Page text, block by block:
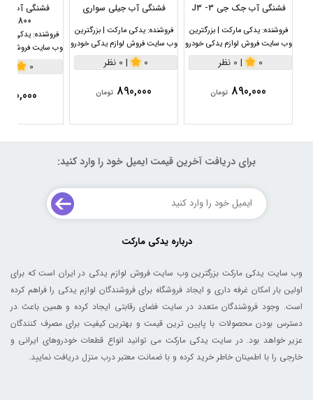
فشنگی آب جک جی 3- J3
فروشنده: یدکی مارکت | بزرگترین
وب سایت فروش لوازم یدکی خودرو
0
| 0 نظر
890,000 تومان
فشنگی آب جیلی سواری
فروشنده: یدکی مارکت | بزرگترین
وب سایت فروش لوازم یدکی خودرو
0
| 0 نظر
890,000 تومان
1800سی سی
فروشنده: یدکی
وب سایت فروش
0
890,000
برای دریافت آخرین قیمت ایمیل خود را وارد کنید:
درباره یدکی مارکت
وب سایت یدکی مارکت بزرگترین وب سایت فروش لوازم یدکی در ایران است که برای
اولین بار امکان غرفه داری و ایجاد فروشگاه برای فروشندگان لوازم یدکی را فراهم کرده
است. وجود فروشندگان متعدد در سایت فضای رقابتی ایجاد کرده و همین باعث در
دسترس بودن محصولات با پایین ترین قیمت و بهترین کیفیت برای مصرف کنندگان
عزیر خواهد بود. در سایت یدکی مارکت می توانید انواع قطعات خودروهای ایرانی و
خارجی را با اطمینان خاطر خرید کرده و با ضمانت معتبر درب منزل دریافت نمایید.